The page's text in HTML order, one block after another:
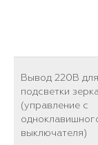
Вывод 220В для
подсветки
(управление с
выключателя)